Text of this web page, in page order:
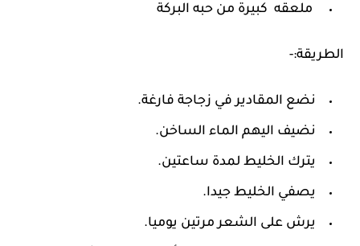
ملعقه كبيرة من حبه البركة
الطريقة:-
نضع المقادير في زجاجة فارغة.
نضيف اليهم الماء الساخن.
يترك الخليط لمدة ساعتين.
يصفي الخليط جيدا.
يرش على الشعر مرتين يوميا.